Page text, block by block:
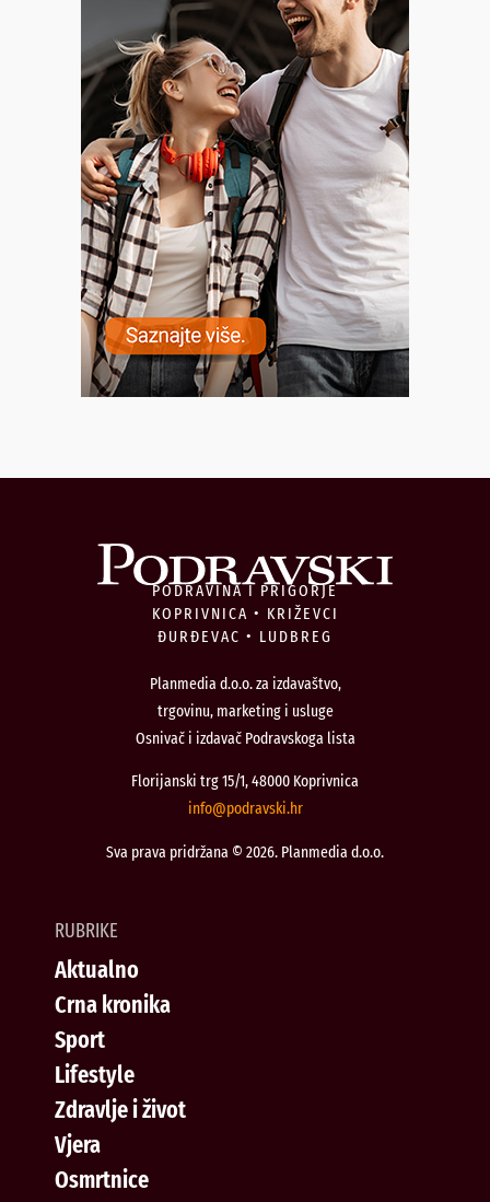
PODRAVINA I PRIGORJE
KOPRIVNICA • KRIŽEVCI
ĐURĐEVAC • LUDBREG
Planmedia d.o.o. za izdavaštvo,
trgovinu, marketing i usluge
Osnivač i izdavač Podravskoga lista
Florijanski trg 15/1, 48000 Koprivnica
rh.iksvardop
@ofni
Sva prava pridržana © 2026. Planmedia d.o.o.
RUBRIKE
Aktualno
Crna kronika
Sport
Lifestyle
Zdravlje i život
Vjera
Osmrtnice